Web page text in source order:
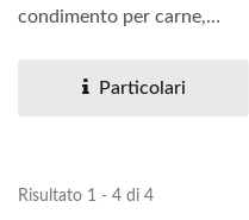
condimento per carne,
Particolari
Risultato 1 - 4 di 4